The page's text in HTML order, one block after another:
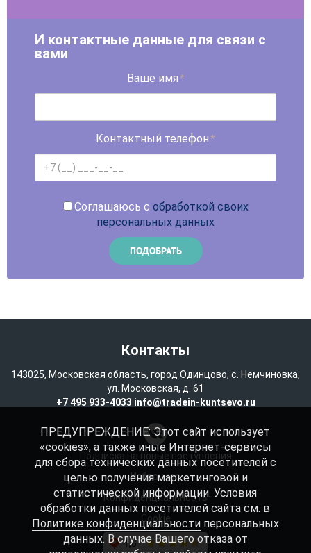
И контактные данные для связи с
вами
Ваше имя *
Контактный телефон *
Соглашаюсь с обработкой своих
персональных данных
Контакты
143025, Московская область, город Одинцово, с. Немчиновка,
ул. Московская, д. 61
+7 495 933-4033 info@tradein-kuntsevo.ru
Подписка на новые поступления
Избранное
Конфиденциальность
Cookie
ПРЕДУПРЕЖДЕНИЕ: Этот сайт использует
«cookies», а также иные Интернет-сервисы
для сбора технических данных посетителей с
целью получения маркетинговой и
статистической информации. Условия
обработки данных посетителей сайта см. в
Политике конфиденциальностиперсональных
данных. В случае Вашего отказа от